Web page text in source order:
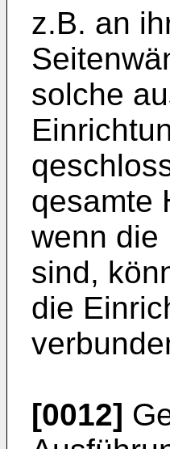
z.B. an
solche
qesamte
wenn die
sind,
die
[0012]